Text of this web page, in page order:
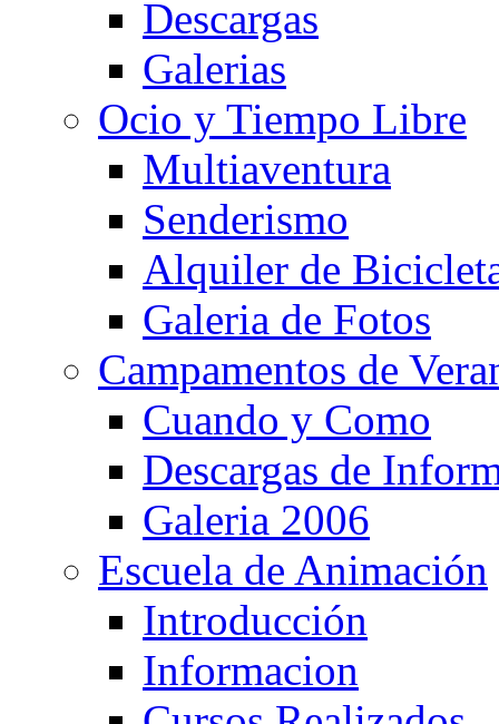
Descargas
Galerias
Ocio y Tiempo Libre
Multiaventura
Senderismo
Alquiler de
Galeria de Fotos
Campamentos de
Cuando y Como
Descargas de
Galeria 2006
Escuela de Animación
Introducción
Informacion